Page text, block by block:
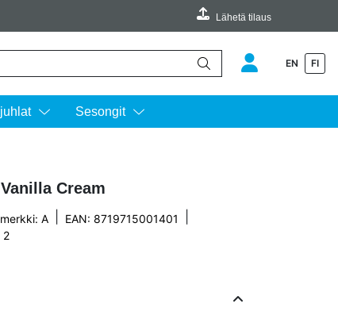
Lähetä tilaus
EN FI
Sesongit
Cream
A EAN: 8719715001401
2